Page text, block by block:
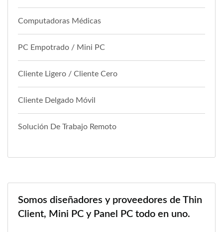
Computadoras Médicas
PC Empotrado / Mini PC
Cliente Ligero / Cliente Cero
Cliente Delgado Móvil
Solución De Trabajo Remoto
Somos diseñadores y proveedores de Thin
Client, Mini PC y Panel PC todo en uno.